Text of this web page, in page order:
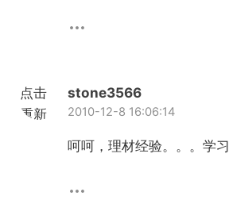
点击
重新
stone3566
2010-12-8 16:06:14
呵呵，理材经验。。。学习